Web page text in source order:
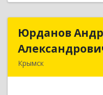
Юрданов
Крымск